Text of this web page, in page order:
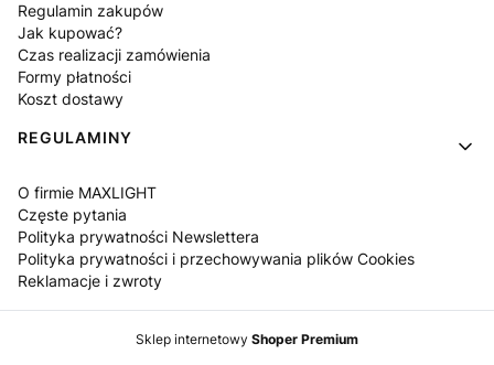
Regulamin zakupów
Jak kupować?
Czas realizacji zamówienia
Formy płatności
Koszt dostawy
REGULAMINY
O firmie MAXLIGHT
Częste pytania
Polityka prywatności Newslettera
Polityka prywatności i przechowywania plików Cookies
Reklamacje i zwroty
Sklep internetowy Shoper Premium